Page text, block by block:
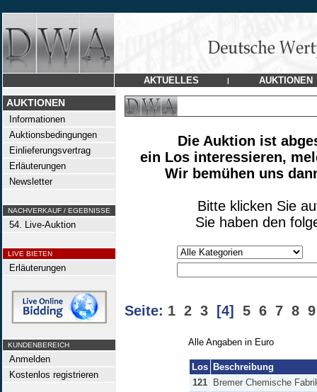
AKTUELLES | AUKTIONEN
AUKTIONEN
Informationen
Auktionsbedingungen
Einlieferungsvertrag
Erläuterungen
Newsletter
NACHVERKAUF / EGEBNISSE
54. Live-Auktion
LIVE BIETEN
Erläuterungen
KUNDENBEREICH
Anmelden
Kostenlos registrieren
Die Auktion ist
ein Los interessieren,
Wir bemühen uns
Bitte klicken Sie
Sie haben den
Seite: 1 2 3 [4] 5 6 7 8 9
Alle Angaben in Euro
Los Beschreibung
121
Bremer Chemische